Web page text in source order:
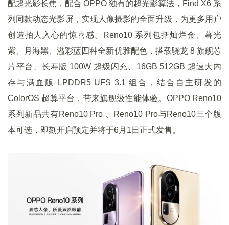
配超光影长焦，配合 OPPO 独有的超光影算法，Find X6 系
列同款动态光影屏，实现人像摄影的全面升级，为更多用户
创造拍人入心的惊喜感。Reno10 系列包括灿烂金、暮光
紫、月海黑、溢彩蓝四种全新优雅配色，搭载骁龙 8 旗舰芯
片平台、长寿版 100W 超级闪充、16GB 512GB 超速大内
存与满血版 LPDDR5 UFS 3.1 组合，结合自主研发的
ColorOS 超算平台，带来旗舰级性能体验。OPPO Reno10
系列新品共有Reno10 Pro 、Reno10 Pro与Reno10三个版
本可选，即刻开启预定并将于6月1日正式发售。